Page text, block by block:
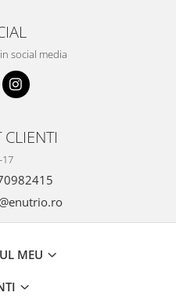
social media
17
MEU